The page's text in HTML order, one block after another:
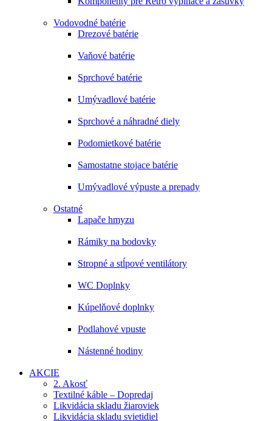
Vodovodné batérie
Drezové batérie
Vaňové batérie
Sprchové batérie
Umývadlové batérie
Sprchové a náhradné diely
Podomietkové batérie
Samostatne stojace batérie
Umývadlové výpuste a prepady
Ostatné
Lapače hmyzu
Rámiky na bodovky
Stropné a stĺpové ventilátory
WC Doplnky
Kúpelňové doplnky
Podlahové vpuste
Nástenné hodiny
AKCIE
2. Akosť
Textilné káble – Dopredaj
Likvidácia skladu žiaroviek
Likvidácia skladu svietidiel